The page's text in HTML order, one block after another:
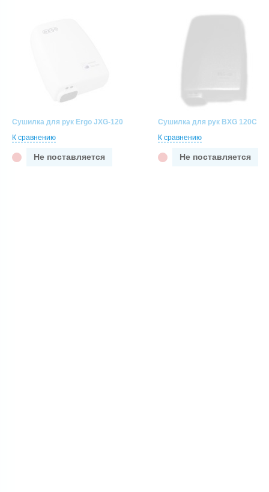
Сушилка для рук Ergo JXG-120
К сравнению
Не поставляется
Сушилка для рук BXG 120C
К сравнению
Не поставляется